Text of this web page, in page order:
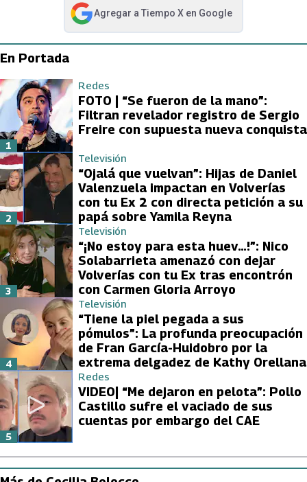
Agregar a Tiempo Xen Google
abre en nueva pestaña
En Portada
Redes
FOTO | “Se fueron de la mano”:
Filtran revelador registro de Sergio
Freire con supuesta nueva conquista
1
Televisión
“Ojalá que vuelvan”: Hijas de Daniel
Valenzuela impactan en Volverías
con tu Ex 2 con directa petición a su
papá sobre Yamila Reyna
2
Televisión
“¡No estoy para esta huev…!”: Nico
Solabarrieta amenazó con dejar
Volverías con tu Ex tras encontrón
con Carmen Gloria Arroyo
3
Televisión
“Tiene la piel pegada a sus
pómulos”: La profunda preocupación
de Fran García-Huidobro por la
extrema delgadez de Kathy Orellana
4
Redes
VIDEO| “Me dejaron en pelota”: Pollo
Castillo sufre el vaciado de sus
cuentas por embargo del CAE
5